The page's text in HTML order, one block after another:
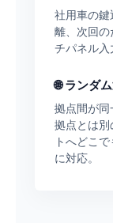
社用車の鍵
離、次回の
チパネル入
🌐 ランダ
拠点間が同
拠点とは別
トへどこ
に対応。